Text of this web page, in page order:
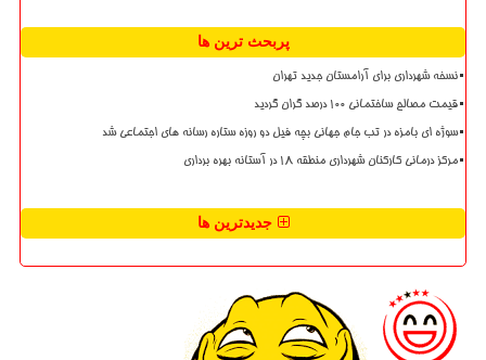
پربحث ترین ها
نسخه شهرداری برای آرامستان جدید تهران
قیمت مصالح ساختمانی ۱۰۰ درصد گران گردید
سوژه ای بامزه در تب جام جهانی بچه فیل دو روزه ستاره رسانه های اجتماعی شد
مرکز درمانی کارکنان شهرداری منطقه ۱۸ در آستانه بهره برداری
جدیدترین ها